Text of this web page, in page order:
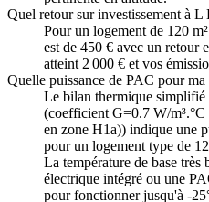
Quel retour sur investissement à L
Pour un logement de 120
est de 450 € avec un retour
atteint 2 000 € et vos
Quelle puissance de PAC pour
Le bilan thermique
(coefficient G=0.7 W/
en zone H1a)) indique une
pour un logement type de
La température de base très
électrique intégré ou une
pour fonctionner jusqu'à -